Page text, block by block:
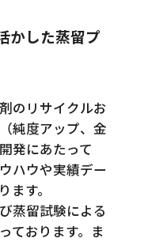
かした蒸留プ
のリサイクルお
純度アップ、金
発にあたって
ハウや実績デー
す。
蒸留試験による
ております。ま